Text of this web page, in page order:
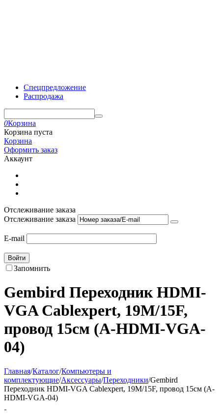
Спецпредложение
Распродажа
0Корзина
Корзина пуста
Корзина
Оформить заказ
Аккаунт
Отслеживание заказа
Отслеживание заказа
E-mail
Войти
Запомнить
Gembird Переходник HDMI-
VGA Cablexpert, 19M/15F,
провод 15см (A-HDMI-VGA-
04)
Главная/Каталог/Компьютеры и
комплектующие/Аксессуары/Переходники/Gembird
Переходник HDMI-VGA Cablexpert, 19M/15F, провод 15см (A-
HDMI-VGA-04)